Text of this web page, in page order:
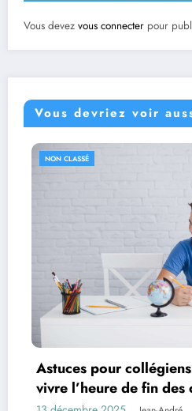
Vous devez vous connecter pour
Vous devriez voir
NON CLASSÉ
Astuces pour
vivre l’heure de fin des